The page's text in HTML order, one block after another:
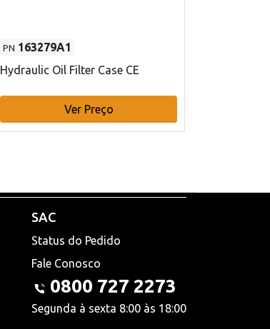
PN 163279A1
Hydraulic Oil Filter Case CE
Ver Preço
SAC
Status do Pedido
Fale Conosco
0800 727 2273
Segunda à sexta 8:00 às 18:00